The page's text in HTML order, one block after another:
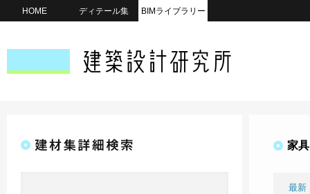
HOME ディテール集 BIMライブラリー
家
最新